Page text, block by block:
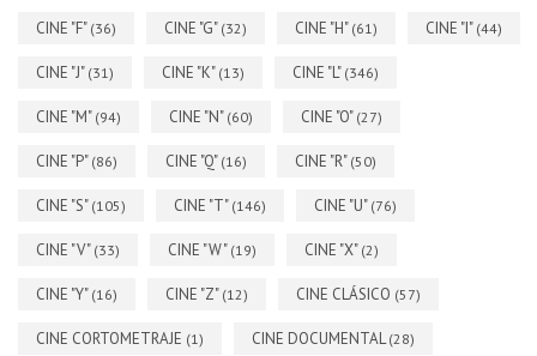
CINE "F" (36) CINE "G" (32) CINE "H" (61) CINE "I" (44)
CINE "J" (31) CINE "K" (13) CINE "L" (346)
CINE "M" (94) CINE "N" (60) CINE "O" (27)
CINE "P" (86) CINE "Q" (16) CINE "R" (50)
CINE "S" (105) CINE "T" (146) CINE "U" (76)
CINE "V" (33) CINE "W" (19) CINE "X" (2)
CINE "Y" (16) CINE "Z" (12) CINE CLÁSICO (57)
CINE CORTOMETRAJE (1) CINE DOCUMENTAL(28)